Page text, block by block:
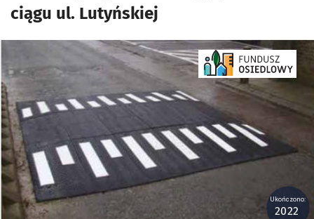
ciągu ul. Lutyńskiej
Kliknij, aby powiększyć
Ukończono:
2022